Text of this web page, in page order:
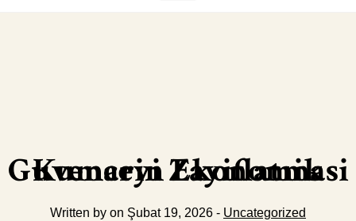
Kumarin Ekonomik Guvenceyi Zayiflatmasi
Written by on Şubat 19, 2026 - Uncategorized